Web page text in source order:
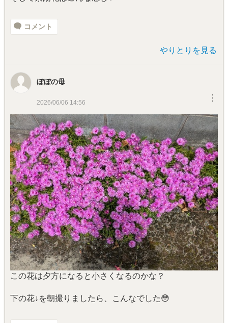
コメント
やりとりを見る
ぼぼの母
2026/06/06 14:56 ︙
この花は夕方になると小さくなるのかな？
下の花↓を朝撮りましたら、こんなでした😳